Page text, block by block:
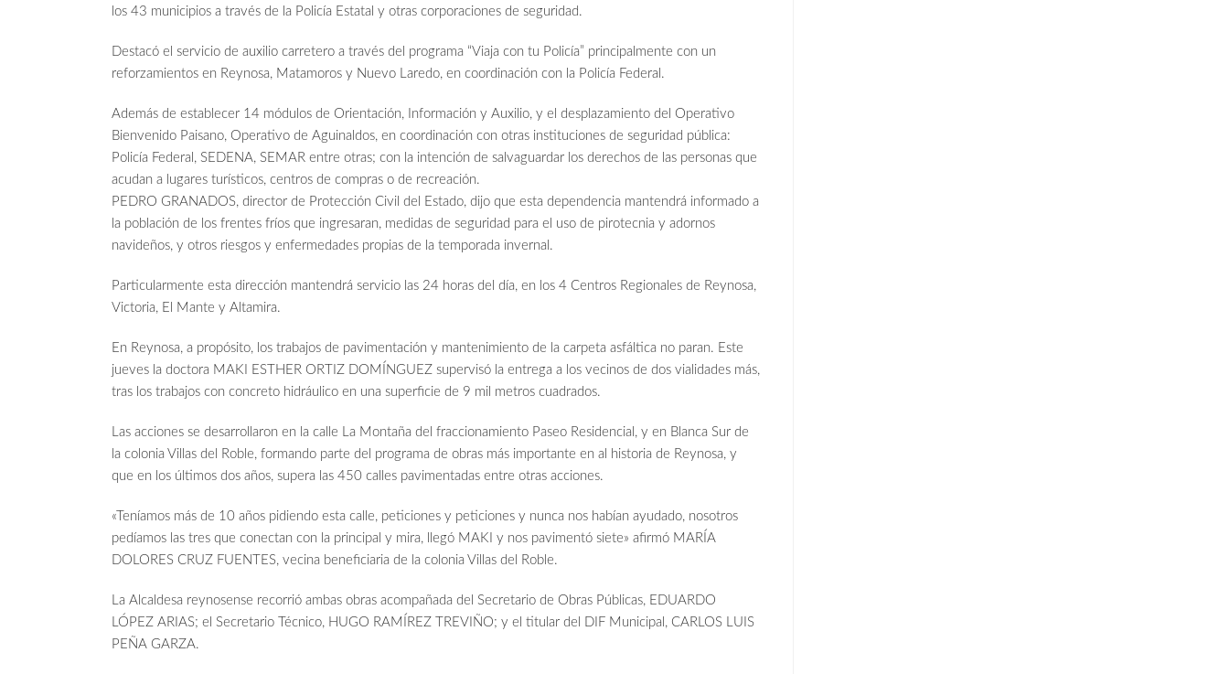
los 43 municipios a través de la Policía Estatal y otras corporaciones de seguridad.
Destacó el servicio de auxilio carretero a través del programa “Viaja con tu Policía” principalmente con un
reforzamientos en Reynosa, Matamoros y Nuevo Laredo, en coordinación con la Policía Federal.
Además de establecer 14 módulos de Orientación, Información y Auxilio, y el desplazamiento del Operativo
Bienvenido Paisano, Operativo de Aguinaldos, en coordinación con otras instituciones de seguridad pública:
Policía Federal, SEDENA, SEMAR entre otras; con la intención de salvaguardar los derechos de las personas que
acudan a lugares turísticos, centros de compras o de recreación.
PEDRO GRANADOS, director de Protección Civil del Estado, dijo que esta dependencia mantendrá informado a
la población de los frentes fríos que ingresaran, medidas de seguridad para el uso de pirotecnia y adornos
navideños, y otros riesgos y enfermedades propias de la temporada invernal.
Particularmente esta dirección mantendrá servicio las 24 horas del día, en los 4 Centros Regionales de Reynosa,
Victoria, El Mante y Altamira.
En Reynosa, a propósito, los trabajos de pavimentación y mantenimiento de la carpeta asfáltica no paran. Este
jueves la doctora MAKI ESTHER ORTIZ DOMÍNGUEZ supervisó la entrega a los vecinos de dos vialidades más,
tras los trabajos con concreto hidráulico en una superficie de 9 mil metros cuadrados.
Las acciones se desarrollaron en la calle La Montaña del fraccionamiento Paseo Residencial, y en Blanca Sur de
la colonia Villas del Roble, formando parte del programa de obras más importante en al historia de Reynosa, y
que en los últimos dos años, supera las 450 calles pavimentadas entre otras acciones.
«Teníamos más de 10 años pidiendo esta calle, peticiones y peticiones y nunca nos habían ayudado, nosotros
pedíamos las tres que conectan con la principal y mira, llegó MAKI y nos pavimentó siete» afirmó MARÍA
DOLORES CRUZ FUENTES, vecina beneficiaria de la colonia Villas del Roble.
La Alcaldesa reynosense recorrió ambas obras acompañada del Secretario de Obras Públicas, EDUARDO
LÓPEZ ARIAS; el Secretario Técnico, HUGO RAMÍREZ TREVIÑO; y el titular del DIF Municipal, CARLOS LUIS
PEÑA GARZA.